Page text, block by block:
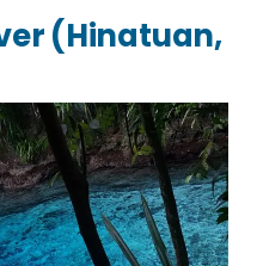
(Hinatuan,